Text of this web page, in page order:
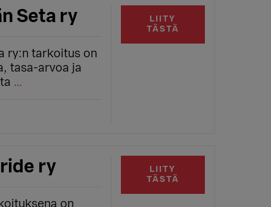
Seta ry
ry:n tarkoitus on
tasa-arvoa ja
…
LIITY
TÄSTÄ
ry
on
LIITY
TÄSTÄ